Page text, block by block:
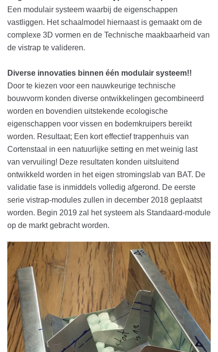
Een modulair systeem waarbij de eigenschappen
vastliggen. Het schaalmodel hiernaast is gemaakt om de
complexe 3D vormen en de Technische maakbaarheid van
de vistrap te valideren.
Diverse innovaties binnen één modulair systeem!!
Door te kiezen voor een nauwkeurige technische
bouwvorm konden diverse ontwikkelingen gecombineerd
worden en bovendien uitstekende ecologische
eigenschappen voor vissen en bodemkruipers bereikt
worden. Resultaat; Een kort effectief trappenhuis van
Cortenstaal in een natuurlijke setting en met weinig last
van vervuiling! Deze resultaten konden uitsluitend
ontwikkeld worden in het eigen stromingslab van BAT. De
validatie fase is inmiddels volledig afgerond. De eerste
serie vistrap-modules zullen in december 2018 geplaatst
worden. Begin 2019 zal het systeem als Standaard-module
op de markt gebracht worden.